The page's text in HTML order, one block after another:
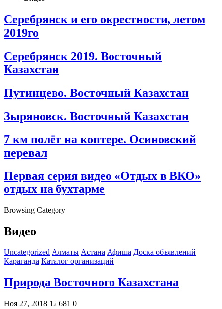
Серебрянск и его окрестности, летом
2019го
Серебрянск 2019. Восточный
Казахстан
Путинцево. Восточный Казахстан
Зыряновск. Восточный Казахстан
7 км полёт на коптере. Осиновский
перевал
Первая серия видео «Отдых в ВКО»
отдых на бухтарме
Browsing Category
Видео
Uncategorized Алматы Астана Афиша Доска объявлений
Караганда Каталог организаций
Природа Восточного Казахстана
Ноя 27, 2018 12 681 0